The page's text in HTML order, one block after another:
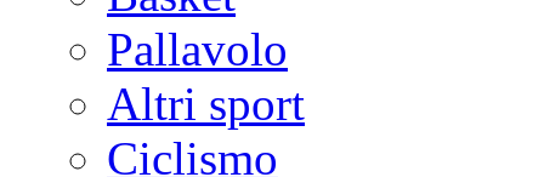
Pallavolo
Altri sport
Ciclismo